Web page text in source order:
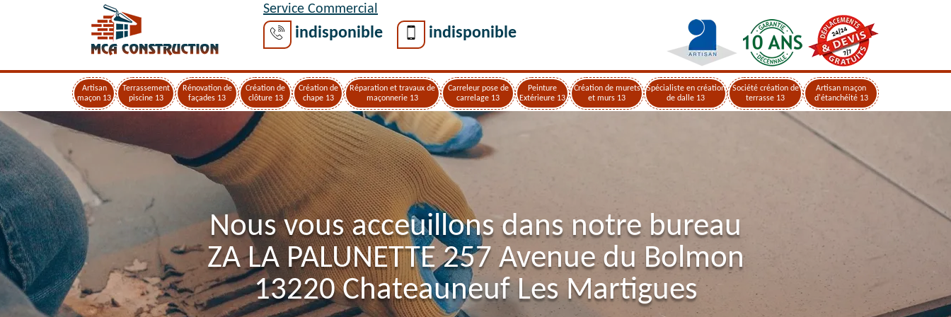
Service Commercial
indisponible indisponible
Artisan
maçon 13
Terrassement
piscine 13
Rénovation de
façades 13
Création de
clôture 13
Création de
chape 13
Réparation et travaux de
maçonnerie 13
Carreleur pose de
carrelage 13
Peinture
Extérieure 13
Création de murets
et murs 13
Spécialiste en création
de dalle 13
Société création de
terrasse 13
Artisan maçon
d'étanchéité 13
Nous vous acceuillons dans notre bureau
ZA LA PALUNETTE 257 Avenue du Bolmon
13220 Chateauneuf Les Martigues